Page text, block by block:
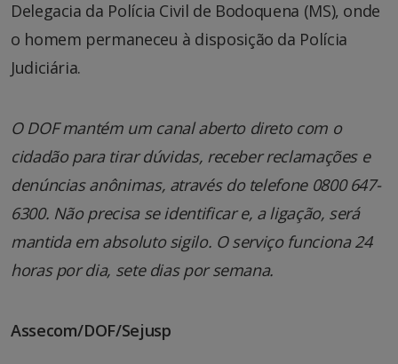
Delegacia da Polícia Civil de Bodoquena (MS), onde
o homem permaneceu à disposição da Polícia
Judiciária.
O DOF mantém um canal aberto direto com o
cidadão para tirar dúvidas, receber reclamações e
denúncias anônimas, através do telefone 0800 647-
6300. Não precisa se identificar e, a ligação, será
mantida em absoluto sigilo. O serviço funciona 24
horas por dia, sete dias por semana.
Assecom/DOF/Sejusp